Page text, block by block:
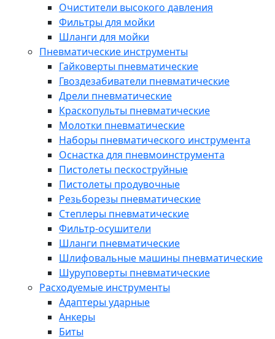
Очистители высокого давления
Фильтры для мойки
Шланги для мойки
Пневматические инструменты
Гайковерты пневматические
Гвоздезабиватели пневматические
Дрели пневматические
Краскопульты пневматические
Молотки пневматические
Наборы пневматического инструмента
Оснастка для пневмоинструмента
Пистолеты пескоструйные
Пистолеты продувочные
Резьборезы пневматические
Степлеры пневматические
Фильтр-осушители
Шланги пневматические
Шлифовальные машины пневматические
Шуруповерты пневматические
Расходуемые инструменты
Адаптеры ударные
Анкеры
Биты